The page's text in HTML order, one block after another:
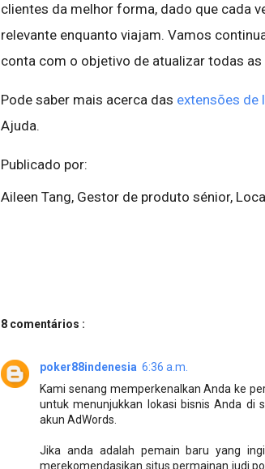
clientes da melhor forma, dado que cada
relevante enquanto viajam. Vamos
conta com o objetivo de atualizar todas
Pode saber mais acerca das extensões de
Ajuda.
Publicado por:
Aileen Tang, Gestor de produto sénior,
8 comentários :
poker88indenesia 6:36 a.m.
Kami senang memperkenalkan Anda ke
untuk menunjukkan lokasi bisnis Anda di
akun AdWords.
Jika anda adalah pemain baru yang
merekomendasikan situs permainan judi